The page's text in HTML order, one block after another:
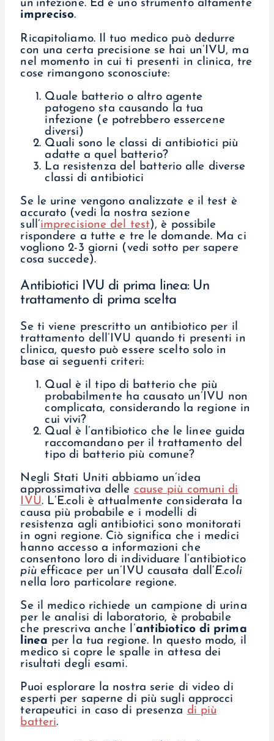
un’infezione. Ed è uno strumento altamente
impreciso.
Ricapitoliamo. Il tuo medico può dedurre
con una certa precisione se hai un’IVU, ma
nel momento in cui ti presenti in clinica, tre
cose rimangono sconosciute:
Quale batterio o altro agente
patogeno sta causando la tua
infezione (e potrebbero essercene
diversi)
Quali sono le classi di antibiotici più
adatte a quel batterio?
La resistenza del batterio alle diverse
classi di antibiotici
Se le urine vengono analizzate e il test è
accurato (vedi la nostra sezione
sull’imprecisione del test), è possibile
rispondere a tutte e tre le domande. Ma ci
vogliono 2-3 giorni (vedi sotto per sapere
cosa succede).
Antibiotici IVU di prima linea: Un
trattamento di prima scelta
Se ti viene prescritto un antibiotico per il
trattamento dell’IVU quando ti presenti in
clinica, questo può essere scelto solo in
base ai seguenti criteri:
Qual è il tipo di batterio che più
probabilmente ha causato un’IVU non
complicata, considerando la regione in
cui vivi?
Qual è l’antibiotico che le linee guida
raccomandano per il trattamento del
tipo di batterio più comune?
Negli Stati Uniti abbiamo un’idea
approssimativa delle cause più comuni di
IVU. L’E.coli è attualmente considerata la
causa più probabile e i modelli di
resistenza agli antibiotici sono monitorati
in ogni regione. Ciò significa che i medici
hanno accesso a informazioni che
consentono loro di individuare l’antibiotico
piùefficace per un’IVU causata dall’E.coli
nella loro particolare regione.
Se il medico richiede un campione di urina
per le analisi di laboratorio, è probabile
che prescriva anche l’antibiotico di prima
linea per la tua regione. In questo modo, il
medico si copre le spalle in attesa dei
risultati degli esami.
Puoi esplorare la nostra serie di video di
esperti per saperne di più sugli approcci
terapeutici in caso di presenza di più
batteri.